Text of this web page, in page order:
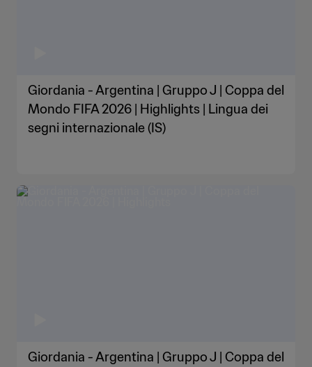
Giordania - Argentina | Gruppo J | Coppa del
Mondo FIFA 2026 | Highlights | Lingua dei
segni internazionale (IS)
Giordania - Argentina | Gruppo J | Coppa del